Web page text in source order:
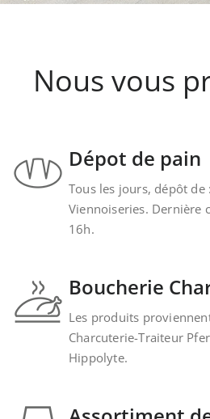
Nous vous
Dépot de pain
Tous les jours, dépôt de
Viennoiseries. Dernière
16h.
Boucherie
Les produits
Charcuterie-Traiteur
Hippolyte.